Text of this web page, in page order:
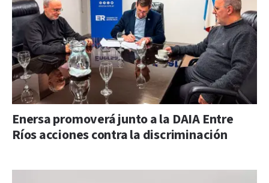
Enersa promoverá junto a la DAIA Entre
Ríos acciones contra la discriminación